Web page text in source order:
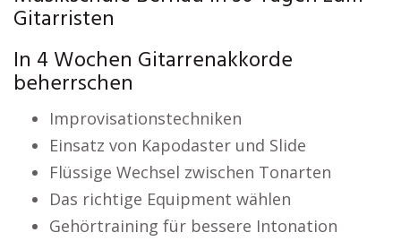
Gitarristen
In 4 Wochen Gitarrenakkorde
beherrschen
Improvisationstechniken
Einsatz von Kapodaster und Slide
Flüssige Wechsel zwischen Tonarten
Das richtige Equipment wählen
Gehörtraining für bessere Intonation